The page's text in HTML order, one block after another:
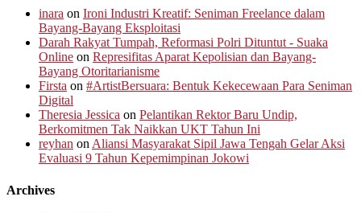
inara on Ironi Industri Kreatif: Seniman Freelance dalam
Bayang-Bayang Eksploitasi
Darah Rakyat Tumpah, Reformasi Polri Dituntut - Suaka
Online on Represifitas Aparat Kepolisian dan Bayang-
Bayang Otoritarianisme
Firsta on #ArtistBersuara: Bentuk Kekecewaan Para Seniman
Digital
Theresia Jessica on Pelantikan Rektor Baru Undip,
Berkomitmen Tak Naikkan UKT Tahun Ini
reyhan on Aliansi Masyarakat Sipil Jawa Tengah Gelar Aksi
Evaluasi 9 Tahun Kepemimpinan Jokowi
Archives